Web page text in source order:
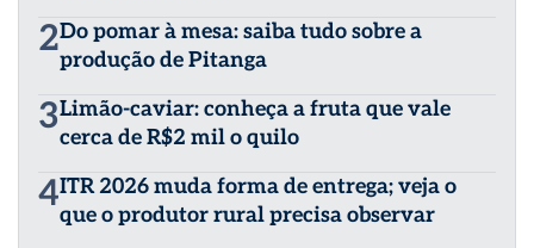
2Do pomar à mesa: saiba tudo sobre a
produção de Pitanga
3Limão-caviar: conheça a fruta que vale
cerca de R$2 mil o quilo
4ITR 2026 muda forma de entrega; veja o
que o produtor rural precisa observar